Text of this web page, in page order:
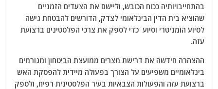
בהתחייבויותיה ככוח הכובש, וליישם את הצעדים הזמניים
שהוציא בית הדין הבינלאומי לצדק, הדורשים להבטחת גישה
לסיוע הומניטרי וסיוע כדי לספק את צרכי הפלסטינים ברצועת
עזה.
ההצהרה חידשה את דרישת מצרים ממועצת הביטחון ומגורמים
בינלאומיים משפיעים על הצורך בפעולה מיידית להפסקת האש
ברצועת עזה והפעולות הצבאיות בעיר הפלסטינית רפיח, ולספק